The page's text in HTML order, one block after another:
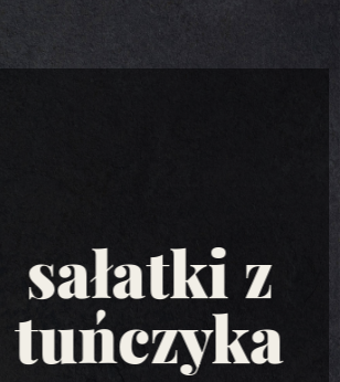
sałatki z
tuńczyka